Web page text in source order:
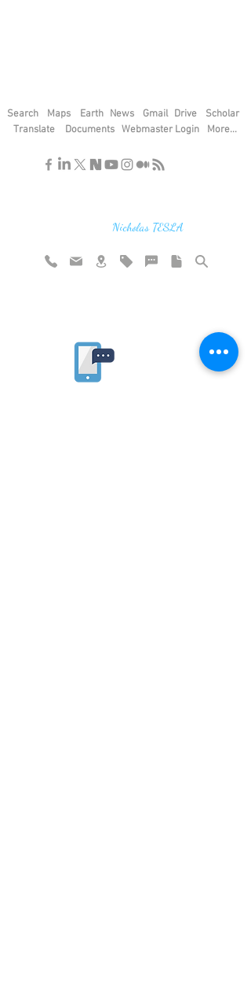
Search Maps Earth News Gmail Drive
Translate
Documents Webmaster Login
Scholar
More...
Nicholas TESLA